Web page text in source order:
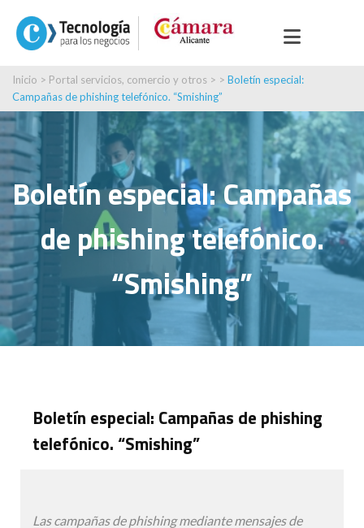
Inicio > Portal servicios, comercio y otros > > Boletín especial:
Campañas de phishing telefónico. “Smishing”
Boletín especial: Campañas
de phishing telefónico.
“Smishing”
Boletín especial: Campañas de phishing
telefónico. “Smishing”
Las campañas de phishing mediante mensajes de